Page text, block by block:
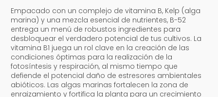
Empacado con un complejo de vitamina B, Kelp (alga
marina) y una mezcla esencial de nutrientes, B-52
entrega un menú de robustos ingredientes para
desbloquear el verdadero potencial de tus cultivos. La
vitamina B1 juega un rol clave en la creación de las
condiciones óptimas para la realización de la
fotosíntesis y respiración, al mismo tiempo que
defiende el potencial daño de estresores ambientales
abióticos. Las algas marinas fortalecen la zona de
enraizamiento y fortifica la planta para un crecimiento